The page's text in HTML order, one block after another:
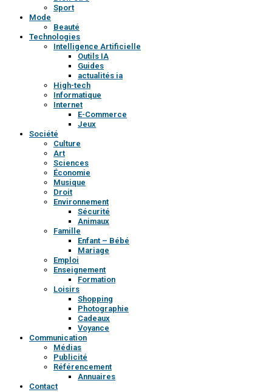
Sport
Mode
Beauté
Technologies
Intelligence Artificielle
Outils IA
Guides
actualités ia
High-tech
Informatique
Internet
E-Commerce
Jeux
Société
Culture
Art
Sciences
Économie
Musique
Droit
Environnement
Sécurité
Animaux
Famille
Enfant – Bébé
Mariage
Emploi
Enseignement
Formation
Loisirs
Shopping
Photographie
Cadeaux
Voyance
Communication
Médias
Publicité
Référencement
Annuaires
Contact